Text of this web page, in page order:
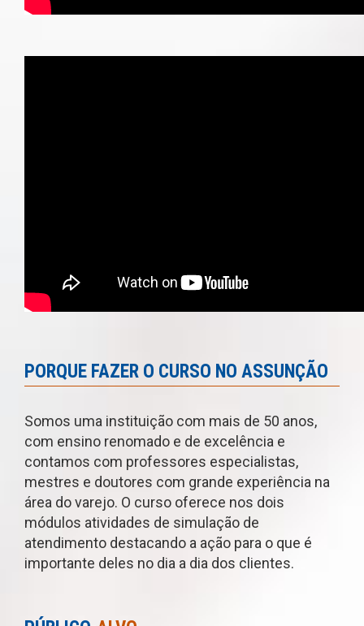
PORQUE FAZER O CURSO NO ASSUNÇÃO
Somos uma instituição com mais de 50 anos,
com ensino renomado e de excelência e
contamos com professores especialistas,
mestres e doutores com grande experiência na
área do varejo. O curso oferece nos dois
módulos atividades de simulação de
atendimento destacando a ação para o que é
importante deles no dia a dia dos clientes.